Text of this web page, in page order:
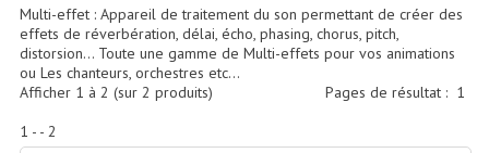
Recevoir Nos Promotions
Faire Votre Devis
CATÉGORIES
Sonorisation
Multi-effet : Appareil de traitement du son permettant de créer des
effets de réverbération, délai, écho, phasing, chorus, pitch,
distorsion… Toute une gamme de Multi-effets pour vos animations
ou Les chanteurs, orchestres etc...
Pages de résultat : 1
Afficher 1 à 2 (sur 2 produits)
1 - - 2